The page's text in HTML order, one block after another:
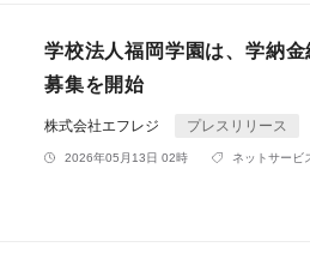
学校法人福岡学園は、学納
募集を開始
株式会社エフレジ プレスリリース
2026年05月13日 02時 ネットサービ